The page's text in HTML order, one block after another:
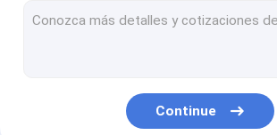
Acessórios do perseguidor de GPS
Continue